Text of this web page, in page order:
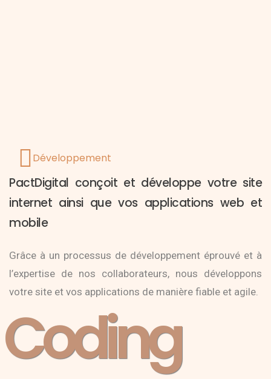
Développement
PactDigital conçoit et développe votre site
internet ainsi que vos applications web et
mobile
Grâce à un processus de développement éprouvé et à
l’expertise de nos collaborateurs, nous développons
votre site et vos applications de manière fiable et agile.
Coding